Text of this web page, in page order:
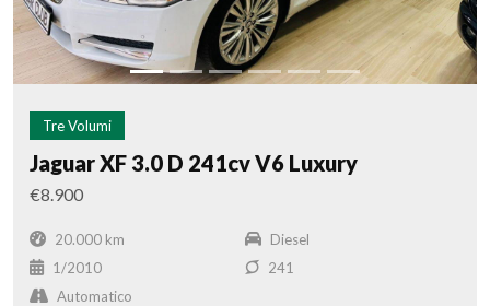
Tre Volumi
Jaguar XF 3.0 D 241cv V6 Luxury
€8.900
20.000 km
Diesel
1/2010
241
Automatico